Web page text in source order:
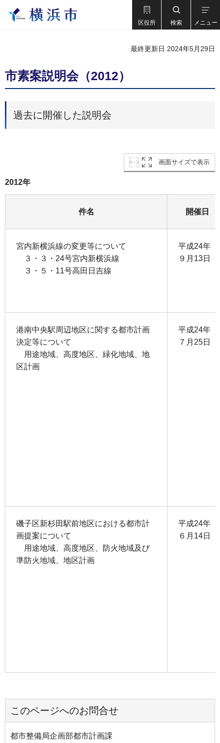
区役所 検索 メニュー
最終更新日 2024年5月29日
市素案説明会（2012）
過去に開催した説明会
画面サイズで表示
2012年
件名 開催日
宮内新横浜線の変更等について
３・３・24号宮内新横浜線
３・５・11号高田日吉線
平成24年
９月13日
港南中央駅周辺地区に関する都市計画
決定等について
用途地域、高度地区、緑化地域、地
区計画
平成24年
７月25日
磯子区新杉田駅前地区における都市計
画提案について
用途地域、高度地区、防火地域及び
準防火地域、地区計画
平成24年
６月14日
このページへのお問合せ
都市整備局企画部都市計画課